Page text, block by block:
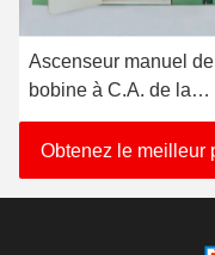
Ascenseur manuel de
bobine à C.A. de la
toronneuse de câble
PVC de GV 20HP
Obtenez le meilleur